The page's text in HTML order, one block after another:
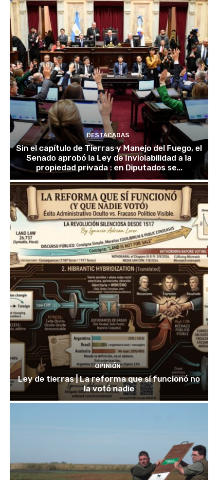
DESTACADAS
Sin el capítulo de Tierras y Manejo del Fuego, el
Senado aprobó la Ley de Inviolabilidad a la
propiedad privada : en Diputados se...
OPINIÓN
Ley de tierras | La reforma que sí funcionó no
la votó nadie